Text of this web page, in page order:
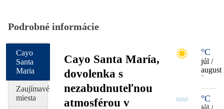
Podrobné informácie
°C
júl /
august
*
°C
Cayo Santa María,
dovolenka s
nezabudnuteľnou
atmosférou v
Cayo
Santa
Maria
Zaujímavé
miesta